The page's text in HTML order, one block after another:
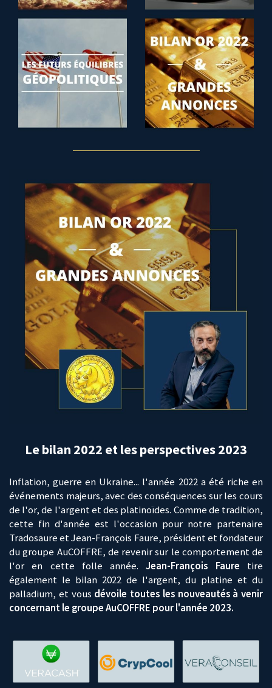
Le bilan 2022 et les perspectives 2023
Inflation, guerre en Ukraine... l'année 2022 a été riche en
événements majeurs, avec des conséquences sur les cours
de l'or, de l'argent et des platinoïdes. Comme de tradition,
cette fin d'année est l'occasion pour notre partenaire
Tradosaure et Jean-François Faure, président et fondateur
du groupe AuCOFFRE, de revenir sur le comportement de
l'or en cette folle année.Jean-François Faure tire
également le bilan 2022 de l'argent, du platine et du
palladium, et vous dévoile toutes les nouveautés à venir
concernant le groupe AuCOFFRE pour l'année 2023.